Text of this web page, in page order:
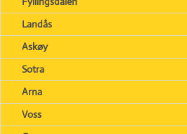
Landås
Askøy
Sotra
Arna
Voss